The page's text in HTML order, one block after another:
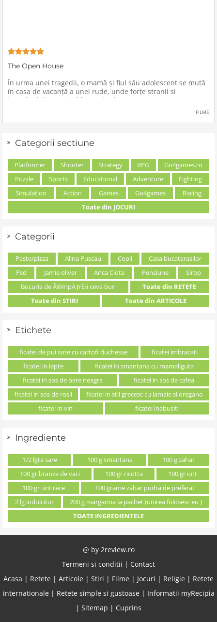
The Open House
În urma unei tragedii, o mamă şi fiul său adolescent se mută
în casa de vacanţă a unei rude, unde forţe stranii si
inexplicabile conspiră împotriva lor.
FILME
Categorii sectiune
Platformer Shooter Strategy RPG
Go4games.ro
Puzzle
Sports Educational Adventure
Fighting
Simulation
Action Games Go4games
Racing
Toate din JOCURI
Categorii
Paste/pizza Alina Puscau Copii
Casa bucatarasilor
Psd
Jamie oliver Anca Ciota Pensiune
Sirop
Bucuria de Ã®mpÄƒrÈ›i ceva bun
Toate din RETETE
Toate din STIRI
Toate din ARTICOLE
Etichete
ficatei de pui sote cu cartofi duchesse
ficatei imbracati
ficatei in lapte
ficatei in smantana cu mamaliguta
ficatei in sos de bere neagra
ficatei in sos de cafea
ficatei in sos de rosii
ficatei in stil grecesc cu lamaie si oregano
ficatei in vin
ficatei inabusiti
Ingrediente
1/2 lgta sare 100 g smantana
100 g zahar
100 gr branza de vaci
100 gr ricotta
100 gr unt
100 gr unt rece
100 grame zahar pudra de preferat
2 lg indulcitor
200 g margarina la pachet (unirea folosesc eu )
TOATE INGREDIENTELE
@ by 2review.ro
Termeni si conditii | Contact
Acasa | Retete | Articole | Stiri | Filme | Jocuri | Religie | Retete
internationale| Retete simple si gustoase| Informatii myRecipia
| Sitemap | Cuprins